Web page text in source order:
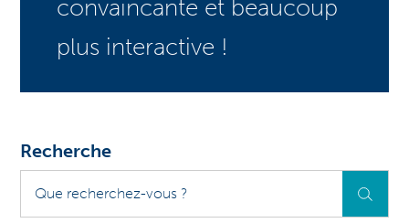
convaincante et beaucoup
plus interactive !
Recherche
recherchez-